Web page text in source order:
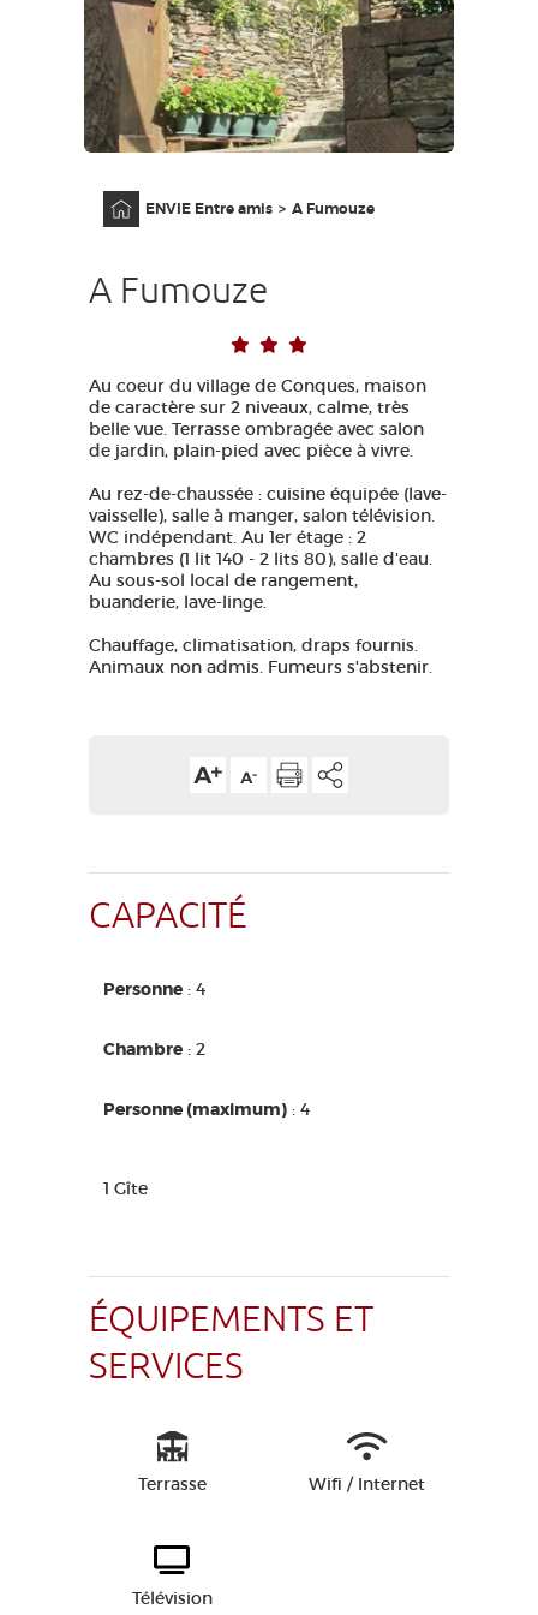
MA SÉLECTION
FR
ENVIE Entre amis A Fumouze
A Fumouze
Au coeur du village de Conques, maison
de caractère sur 2 niveaux, calme, très
belle vue. Terrasse ombragée avec salon
de jardin, plain-pied avec pièce à vivre.
Au rez-de-chaussée : cuisine équipée (lave-
vaisselle), salle à manger, salon télévision.
WC indépendant. Au 1er étage : 2
chambres (1 lit 140 - 2 lits 80), salle d'eau.
Au sous-sol local de rangement,
buanderie, lave-linge.
Chauffage, climatisation, draps fournis.
Animaux non admis. Fumeurs s'abstenir.
CAPACITÉ
Personne : 4
Chambre : 2
Personne (maximum) : 4
1 Gîte
ÉQUIPEMENTS ET
SERVICES
Terrasse Wifi / Internet
Télévision